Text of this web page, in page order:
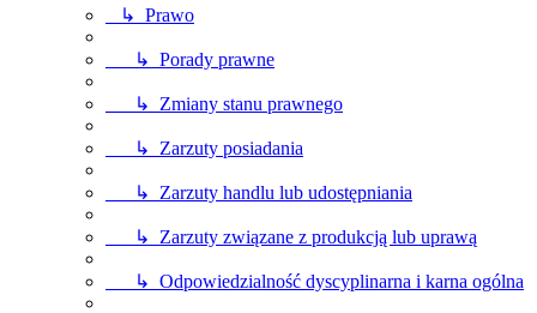
↳ Prawo
↳ Porady prawne
↳ Zmiany stanu prawnego
↳ Zarzuty posiadania
↳ Zarzuty handlu lub udostępniania
↳ Zarzuty związane z produkcją lub uprawą
↳ Odpowiedzialność dyscyplinarna i karna ogólna